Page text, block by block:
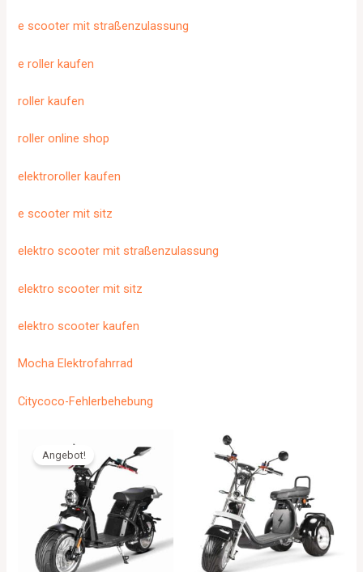
e scooter mit straßenzulassung
e roller kaufen
roller kaufen
roller online shop
elektroroller kaufen
e scooter mit sitz
elektro scooter mit straßenzulassung
elektro scooter mit sitz
elektro scooter kaufen
Mocha Elektrofahrrad
Citycoco-Fehlerbehebung
Angebot!